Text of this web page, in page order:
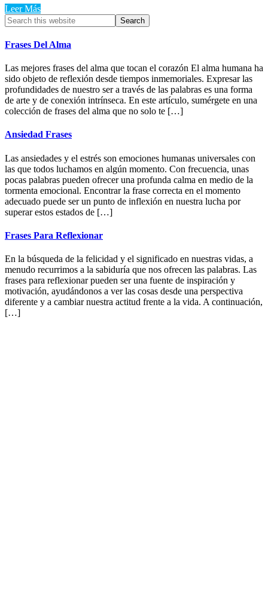
Leer Más
Primary
Sidebar
Search
this
website
Frases Del Alma
Las mejores frases del alma que tocan el corazón El alma humana ha
sido objeto de reflexión desde tiempos inmemoriales. Expresar las
profundidades de nuestro ser a través de las palabras es una forma
de arte y de conexión intrínseca. En este artículo, sumérgete en una
colección de frases del alma que no solo te […]
Ansiedad Frases
Las ansiedades y el estrés son emociones humanas universales con
las que todos luchamos en algún momento. Con frecuencia, unas
pocas palabras pueden ofrecer una profunda calma en medio de la
tormenta emocional. Encontrar la frase correcta en el momento
adecuado puede ser un punto de inflexión en nuestra lucha por
superar estos estados de […]
Frases Para Reflexionar
En la búsqueda de la felicidad y el significado en nuestras vidas, a
menudo recurrimos a la sabiduría que nos ofrecen las palabras. Las
frases para reflexionar pueden ser una fuente de inspiración y
motivación, ayudándonos a ver las cosas desde una perspectiva
diferente y a cambiar nuestra actitud frente a la vida. A continuación,
[…]